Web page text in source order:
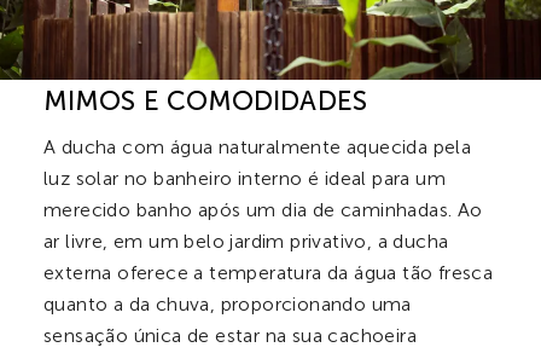
MIMOS E COMODIDADES
A ducha com água naturalmente aquecida pela
luz solar no banheiro interno é ideal para um
merecido banho após um dia de caminhadas. Ao
ar livre, em um belo jardim privativo, a ducha
externa oferece a temperatura da água tão fresca
quanto a da chuva, proporcionando uma
sensação única de estar na sua cachoeira